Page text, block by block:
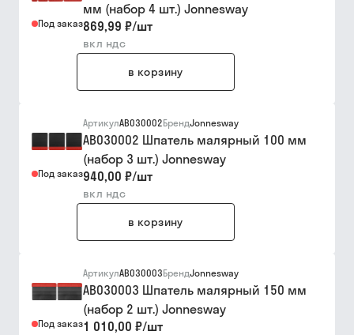
Под заказ
мм (набор 4 шт.) Jonnesway
869,99 ₽/шт
вкл ндс
в корзину
Под заказ
АртикулAB030002БрендJonnesway
AB030002 Шпатель малярный 100 мм
(набор 3 шт.) Jonnesway
940,00 ₽/шт
вкл ндс
в корзину
Под заказ
АртикулAB030003БрендJonnesway
AB030003 Шпатель малярный 150 мм
(набор 2 шт.) Jonnesway
1 010,00 ₽/шт